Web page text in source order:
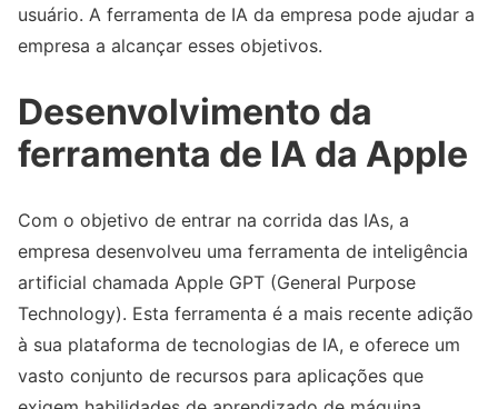
usuário. A ferramenta de IA da empresa pode ajudar a
empresa a alcançar esses objetivos.
Desenvolvimento da
ferramenta de IA da Apple
Com o objetivo de entrar na corrida das IAs, a
empresa desenvolveu uma ferramenta de inteligência
artificial chamada Apple GPT (General Purpose
Technology). Esta ferramenta é a mais recente adição
à sua plataforma de tecnologias de IA, e oferece um
vasto conjunto de recursos para aplicações que